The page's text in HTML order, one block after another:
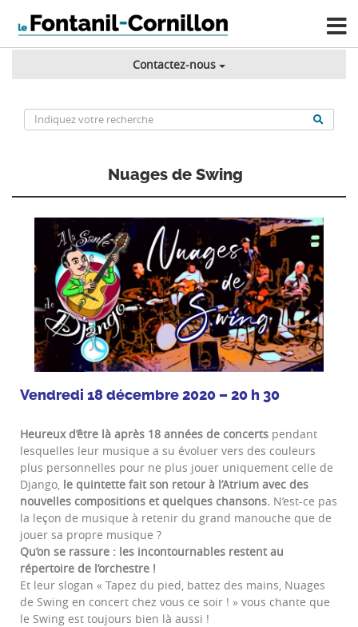
Contactez-nous
Nuages de Swing
Vendredi 18 décembre 2020 – 20 h 30
Heureux d’être là après 18 années de concerts pendant
lesquelles leur musique a su évoluer vers des couleurs
plus personnelles pour ne plus jouer uniquement celle de
Django, le quintette fait son retour à l’Atrium avec des
nouvelles compositions et quelques chansons. N’est-ce pas
la leçon de musique à retenir du grand manouche que de
jouer sa propre musique ?
Qu’on se rassure : les incontournables restent au
répertoire de l’orchestre !
Et leur slogan « Tapez du pied, battez des mains, Nuages
de Swing en concert chez vous ce soir ! » vous chante que
le Swing est toujours bien là aussi !